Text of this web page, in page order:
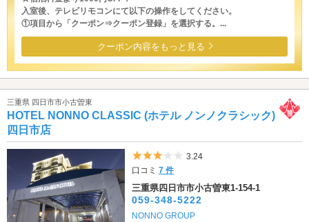
入室後、テレビリモコンにて以下の操作をしてください。
①項目から「クーポン⇒クーポン登録」を選択する。...
クーポン内容をもっと見る
三重県 四日市市小古曽東
HOTEL NONNO CLASSIC (ホテル ノンノクラシック)
四日市店
5つ星のうち3
3.24
口コミ7 件
三重県四日市市小古曽東1-154-1
059-348-5222
NONNO GROUP